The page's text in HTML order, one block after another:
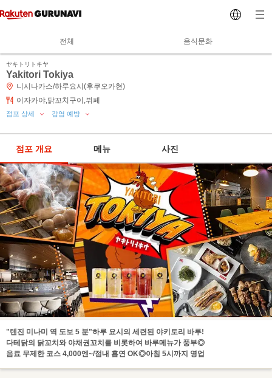
전체 음식문화
ヤキトリトキヤ
Yakitori Tokiya
니시나카스/하루요시(후쿠오카현)
이자카야,닭꼬치구이,뷔페
점포 상세 감염 예방
점포 개요 메뉴 사진
"텐진 미나미 역 도보 5 분"하루 요시의 세련된 야키토리 바루!
다테닭의 닭꼬치와 야채권꼬치를 비롯하여 바루메뉴가 풍부◎
음료 무제한 코스 4,000엔~/점내 흡연 OK◎아침 5시까지 영업